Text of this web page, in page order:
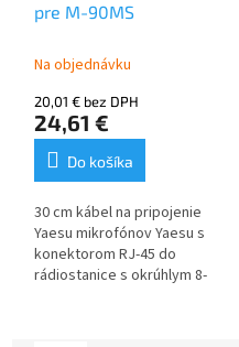
pre M-90MS
Na objednávku
20,01 € bez DPH
24,61 €
Do košíka
30 cm kábel na pripojenie
Yaesu mikrofónov Yaesu s
konektorom RJ-45 do
rádiostanice s okrúhlym 8-